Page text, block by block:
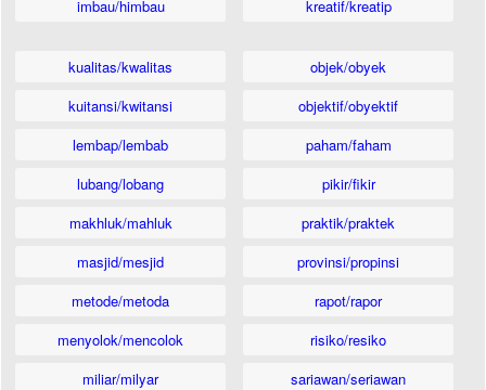
imbau/himbau kreatif/kreatip
kualitas/kwalitas
kuitansi/kwitansi
lembap/lembab
lubang/lobang
makhluk/mahluk
masjid/mesjid
metode/metoda
menyolok/mencolok
miliar/milyar
objek/obyek
objektif/obyektif
paham/faham
pikir/fikir
praktik/praktek
provinsi/propinsi
rapot/rapor
risiko/resiko
sariawan/seriawan